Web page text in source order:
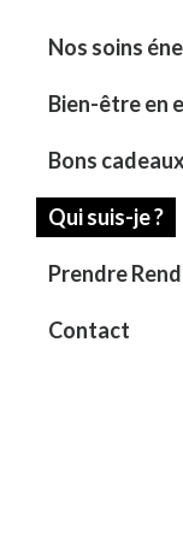
Nos soins
Bien-être en
Bons cadeaux
Qui suis-je ?
Prendre
Contact